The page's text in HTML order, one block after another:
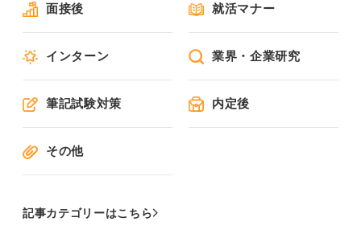
面接後 就活マナー
インターン 業界・企業研究
筆記試験対策 内定後
その他
記事カテゴリーはこちら